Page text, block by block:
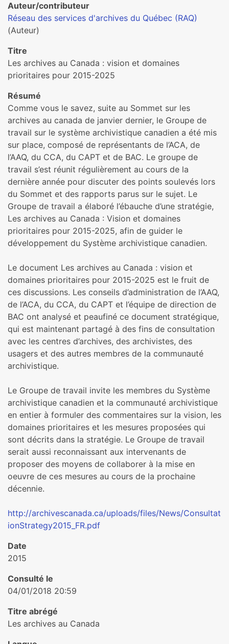
Auteur/contributeur
Réseau des services d'archives du Québec (RAQ)
(Auteur)
Titre
Les archives au Canada : vision et domaines
prioritaires pour 2015-2025
Résumé
Comme vous le savez, suite au Sommet sur les
archives au canada de janvier dernier, le Groupe de
travail sur le système archivistique canadien a été mis
sur place, composé de représentants de l’ACA, de
l’AAQ, du CCA, du CAPT et de BAC. Le groupe de
travail s’est réunit régulièrement au cours de la
dernière année pour discuter des points soulevés lors
du Sommet et des rapports parus sur le sujet. Le
Groupe de travail a élaboré l’ébauche d’une stratégie,
Les archives au Canada : Vision et domaines
prioritaires pour 2015-2025, afin de guider le
développement du Système archivistique canadien.
Le document Les archives au Canada : vision et
domaines prioritaires pour 2015-2025 est le fruit de
ces discussions. Les conseils d’administration de l’AAQ,
de l’ACA, du CCA, du CAPT et l’équipe de direction de
BAC ont analysé et peaufiné ce document stratégique,
qui est maintenant partagé à des fins de consultation
avec les centres d’archives, des archivistes, des
usagers et des autres membres de la communauté
archivistique.
Le Groupe de travail invite les membres du Système
archivistique canadien et la communauté archivistique
en entier à formuler des commentaires sur la vision, les
domaines prioritaires et les mesures proposées qui
sont décrits dans la stratégie. Le Groupe de travail
serait aussi reconnaissant aux intervenants de
proposer des moyens de collaborer à la mise en
oeuvre de ces mesures au cours de la prochaine
décennie.
http://archivescanada.ca/uploads/files/News/Consultat
ionStrategy2015_FR.pdf
Date
2015
Consulté le
04/01/2018 20:59
Titre abrégé
Les archives au Canada